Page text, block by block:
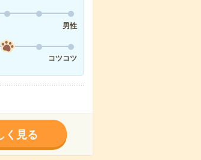
男性
コツコツ
く見る